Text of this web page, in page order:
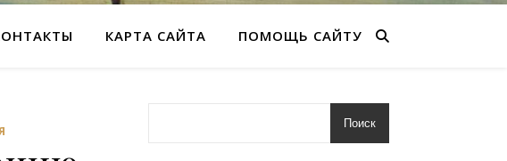
КАРТА САЙТА ПОМОЩЬ САЙТУ
Поиск